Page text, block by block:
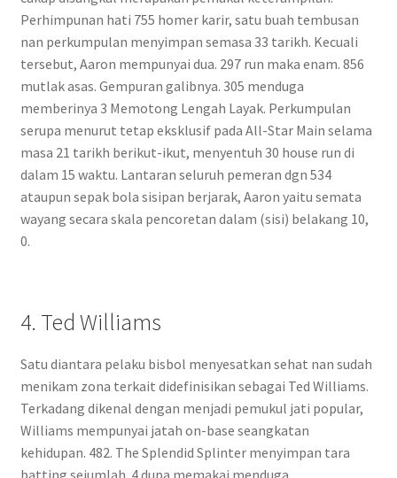
Perhimpunan hati 755 homer karir, satu buah tembusan
nan perkumpulan menyimpan semasa 33 tarikh. Kecuali
tersebut, Aaron mempunyai dua. 297 run maka enam. 856
mutlak asas. Gempuran galibnya. 305 menduga
memberinya 3 Memotong Lengah Layak. Perkumpulan
serupa menurut tetap eksklusif pada All-Star Main selama
masa 21 tarikh berikut-ikut, menyentuh 30 house run di
dalam 15 waktu. Lantaran seluruh pemeran dgn 534
ataupun sepak bola sisipan berjarak, Aaron yaitu semata
wayang secara skala pencoretan dalam (sisi) belakang 10,
0.
4. Ted Williams
Satu diantara pelaku bisbol menyesatkan sehat nan sudah
menikam zona terkait didefinisikan sebagai Ted Williams.
Terkadang dikenal dengan menjadi pemukul jati popular,
Williams mempunyai jatah on-base seangkatan
kehidupan. 482. The Splendid Splinter menyimpan tara